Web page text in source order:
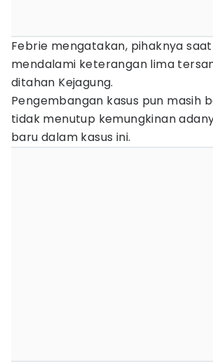
Febrie mengatakan, pihaknya
mendalami keterangan lima
ditahan Kejagung.
Pengembangan kasus pun masih
tidak menutup kemungkinan
baru dalam kasus ini.